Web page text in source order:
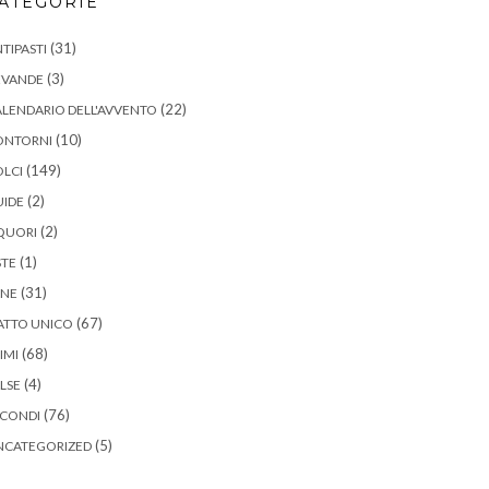
(31)
(3)
DELL'AVVENTO (22)
(10)
(149)
(2)
(2)
(1)
(31)
UNICO (67)
(68)
(4)
(76)
(5)